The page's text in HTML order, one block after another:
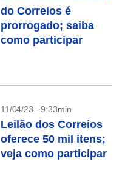
do Correios é
prorrogado; saiba
como participar
11/04/23 - 9:33min
Leilão dos Correios
oferece 50 mil itens;
veja como participar